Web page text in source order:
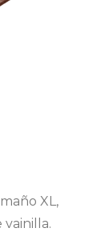
XL,